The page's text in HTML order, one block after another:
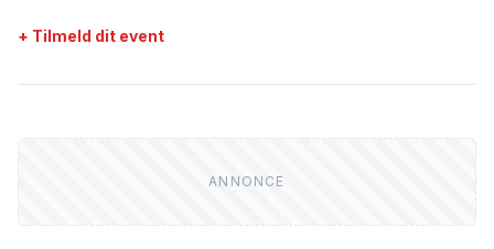
+ Tilmeld dit event